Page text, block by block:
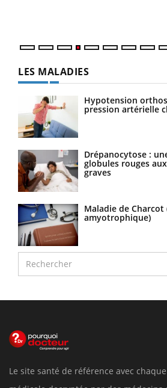
LES MALADIES
Hypotension
pression artérielle
Drépanocytose :
globules rouges
graves
Maladie de Charcot
amyotrophique)
Le site santé de référence avec